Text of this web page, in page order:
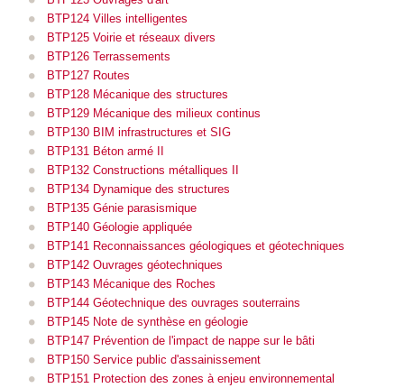
BTP124 Villes intelligentes
BTP125 Voirie et réseaux divers
BTP126 Terrassements
BTP127 Routes
BTP128 Mécanique des structures
BTP129 Mécanique des milieux continus
BTP130 BIM infrastructures et SIG
BTP131 Béton armé II
BTP132 Constructions métalliques II
BTP134 Dynamique des structures
BTP135 Génie parasismique
BTP140 Géologie appliquée
BTP141 Reconnaissances géologiques et géotechniques
BTP142 Ouvrages géotechniques
BTP143 Mécanique des Roches
BTP144 Géotechnique des ouvrages souterrains
BTP145 Note de synthèse en géologie
BTP147 Prévention de l'impact de nappe sur le bâti
BTP150 Service public d'assainissement
BTP151 Protection des zones à enjeu environnemental